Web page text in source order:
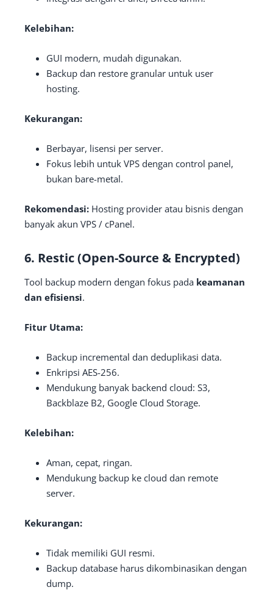
Kelebihan:
GUI modern, mudah digunakan.
Backup dan restore granular untuk user
hosting.
Kekurangan:
Berbayar, lisensi per server.
Fokus lebih untuk VPS dengan control panel,
bukan bare-metal.
Rekomendasi: Hosting provider atau bisnis dengan
banyak akun VPS / cPanel.
6. Restic (Open-Source & Encrypted)
Tool backup modern dengan fokus pada keamanan
dan efisiensi.
Fitur Utama:
Backup incremental dan deduplikasi data.
Enkripsi AES-256.
Mendukung banyak backend cloud: S3,
Backblaze B2, Google Cloud Storage.
Kelebihan:
Aman, cepat, ringan.
Mendukung backup ke cloud dan remote
server.
Kekurangan:
Tidak memiliki GUI resmi.
Backup database harus dikombinasikan dengan
dump.